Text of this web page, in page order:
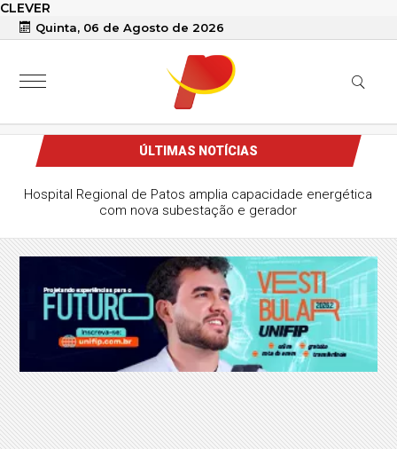
CLEVER
Quinta, 06 de Agosto de 2026
ÚLTIMAS NOTÍCIAS
O município de São José do Bonfim alcançou uma nota
histórica no IDEB do município